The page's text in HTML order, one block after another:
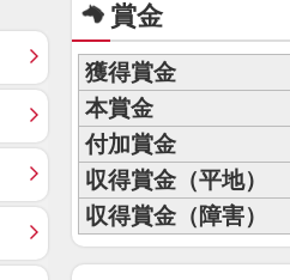
賞金
獲得賞金
本賞金
付加賞金
収得賞金（平地）
収得賞金（障害）